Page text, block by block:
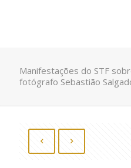
Manifestações do STF
fotógrafo Sebastião